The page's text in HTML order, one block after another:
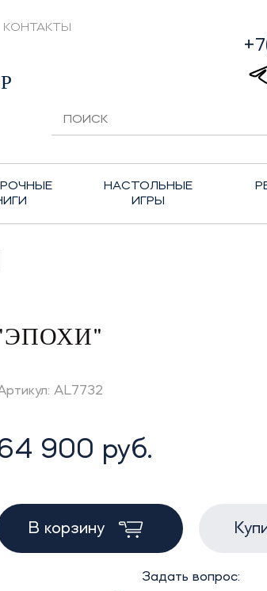
КОНТАКТЫ
НАСТОЛЬНЫЕ
ИГРЫ
AL7732
900 руб.
В корзину
Задать вопрос: